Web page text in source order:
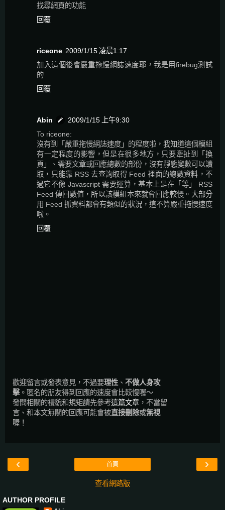
找尋網頁的功能
回覆
riceone 2009/1/15 凌晨1:17
加入這個後會嚴重拖慢網誌速度耶，我是用firebug測試
的
回覆
Abin
2009/1/15 上午9:30
To riceone:
沒有到「嚴重拖慢網誌速度」的程度啦，我知道這個模組
有一定程度的影響，但是在很多地方，只要牽扯到「換
頁」、需要文章或回應總數的部份，沒有靜態變數可以讀
取，只能靠 RSS 去查詢取得 Feed 裡面的總數資料，不
過它不像 Javascript 需要運算，基本上是在「等」 RSS
Feed 傳回數值，所以該模組本來就會回應較慢。大部分
用 Feed 抓資料都會有類似的狀況，這不算嚴重拖慢速度
啦。
回覆
歡迎留言或發表意見，不過要理性、 不做人身攻
擊。匿名的朋友得到回應的速度會比較慢喔～
發問相關的禮貌和規矩請先參考這篇文章 ，不當留
言、和本文無關的回應可能會被直接刪除或無視
喔！
‹ ›
首頁
查看網路版
AUTHOR PROFILE